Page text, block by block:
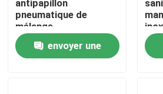
Contrôle de la qualité
antipapillon
pneumatique de
mélange
envoyer une